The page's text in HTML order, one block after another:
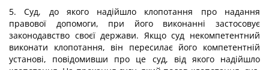
5. Суд, до якого надійшло клопотання про надання
правової допомоги, при його виконанні застосовує
законодавство своєї держави. Якщо суд некомпетентний
виконати клопотання, він пересилає його компетентній
установі, повідомивши про це суд, від якого надійшло